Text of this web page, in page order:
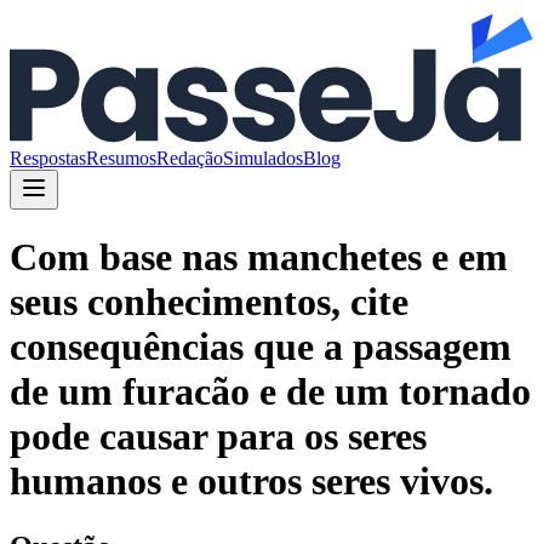
RespostasResumosRedaçãoSimuladosBlog
Com base nas manchetes e em
seus conhecimentos, cite
consequências que a passagem
de um furacão e de um tornado
pode causar para os seres
humanos e outros seres vivos.